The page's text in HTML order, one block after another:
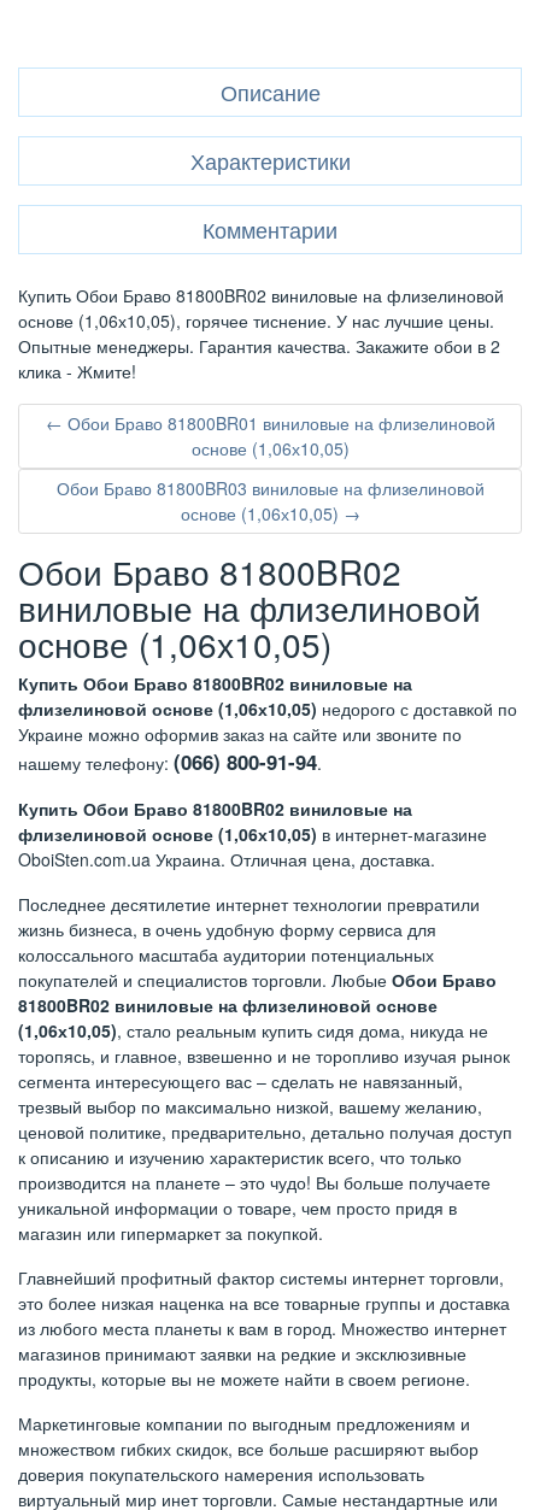
Описание
Характеристики
Комментарии
Купить Обои Браво 81800BR02 виниловые на флизелиновой
основе (1,06х10,05), горячее тиснение. У нас лучшие цены.
Опытные менеджеры. Гарантия качества. Закажите обои в 2
клика - Жмите!
← Обои Браво 81800BR01 виниловые на флизелиновой
основе (1,06х10,05)
Обои Браво 81800BR03 виниловые на флизелиновой
основе (1,06х10,05) →
Обои Браво 81800BR02
виниловые на флизелиновой
основе (1,06х10,05)
Купить Обои Браво 81800BR02 виниловые на
флизелиновой основе (1,06х10,05) недорого с доставкой по
Украине можно оформив заказ на сайте или звоните по
нашему телефону: (066) 800-91-94.
Купить Обои Браво 81800BR02 виниловые на
флизелиновой основе (1,06х10,05) в интернет-магазине
OboiSten.com.ua Украина. Отличная цена, доставка.
Последнее десятилетие интернет технологии превратили
жизнь бизнеса, в очень удобную форму сервиса для
колоссального масштаба аудитории потенциальных
покупателей и специалистов торговли. Любые Обои Браво
81800BR02 виниловые на флизелиновой основе
(1,06х10,05), стало реальным купить сидя дома, никуда не
торопясь, и главное, взвешенно и не торопливо изучая рынок
сегмента интересующего вас – сделать не навязанный,
трезвый выбор по максимально низкой, вашему желанию,
ценовой политике, предварительно, детально получая доступ
к описанию и изучению характеристик всего, что только
производится на планете – это чудо! Вы больше получаете
уникальной информации о товаре, чем просто придя в
магазин или гипермаркет за покупкой.
Главнейший профитный фактор системы интернет торговли,
это более низкая наценка на все товарные группы и доставка
из любого места планеты к вам в город. Множество интернет
магазинов принимают заявки на редкие и эксклюзивные
продукты, которые вы не можете найти в своем регионе.
Маркетинговые компании по выгодным предложениям и
множеством гибких скидок, все больше расширяют выбор
доверия покупательского намерения использовать
виртуальный мир инет торговли. Самые нестандартные или